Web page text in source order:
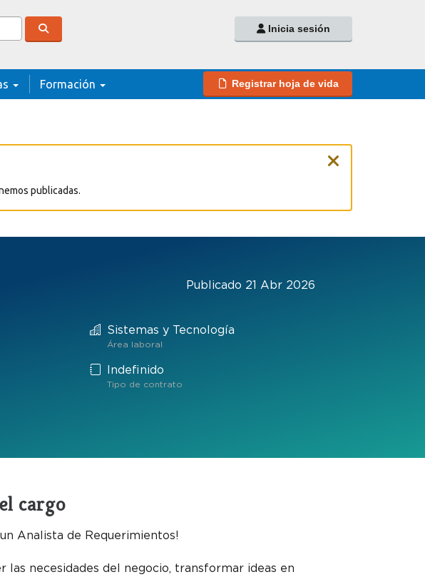
Inicia sesión
Formación Registrar hoja de vida
publicadas.
Publicado 21 Abr 2026
Sistemas y Tecnología
Área laboral
Indefinido
Tipo de contrato
cargo
Analista de Requerimientos!
las necesidades del negocio, transformar ideas en